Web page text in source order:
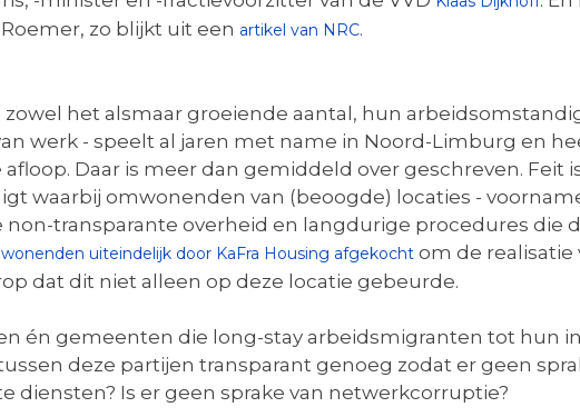
zo blijkt uit een artikel van NRC.
het alsmaar groeiende aantal, hun
werk - speelt al jaren met name in Noord-Limburg en
Daar is meer dan gemiddeld over geschreven. Feit
waarbij omwonenden van (beoogde) locaties -
transparante overheid en langdurige procedures die
uiteindelijk door KaFra Housing afgekocht om de realisatie
dat dit niet alleen op deze locatie gebeurde.
én gemeenten die long-stay arbeidsmigranten tot hun
deze partijen transparant genoeg zodat er geen
diensten? Is er geen sprake van netwerkcorruptie?